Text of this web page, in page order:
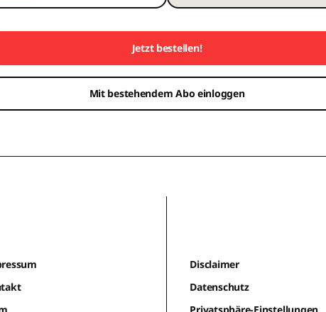
Jetzt bestellen!
Mit bestehendem Abo einloggen
Disclaimer
Datenschutz
Privatsphäre-Einstellungen